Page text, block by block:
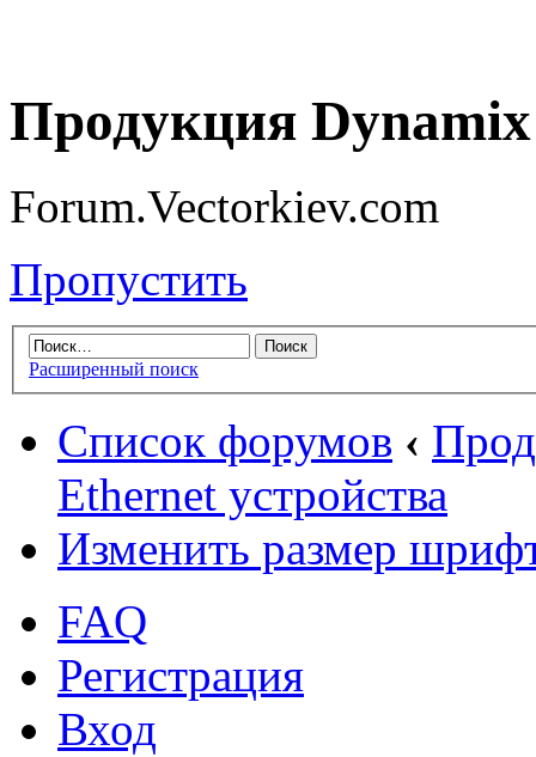
Продукция
Forum.Vectorkiev.com
Пропустить
Расширенный поиск
Список форумов ‹
Ethernet устройства
Изменить размер
FAQ
Регистрация
Вход